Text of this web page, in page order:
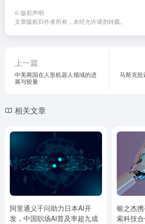
© 版权声明
文章版权归作者所有，未经允许请勿转载。
上一篇
中美两国在人形机器人领域的进
展与较量
马斯克批
相关文章
阿里通义千问助力日本AI开
发，中国职场AI普及率超九成
银之杰
索科技